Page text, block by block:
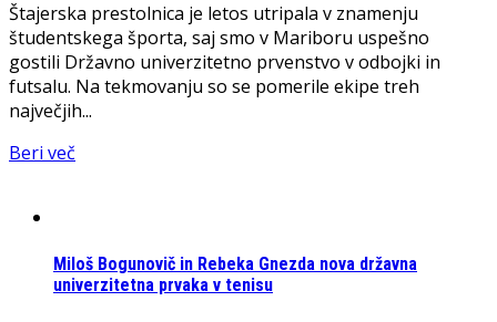
Štajerska prestolnica je letos utripala v znamenju
študentskega športa, saj smo v Mariboru uspešno
gostili Državno univerzitetno prvenstvo v odbojki in
futsalu. Na tekmovanju so se pomerile ekipe treh
največjih...
Beri več
Miloš Bogunovič in Rebeka Gnezda nova državna
univerzitetna prvaka v tenisu